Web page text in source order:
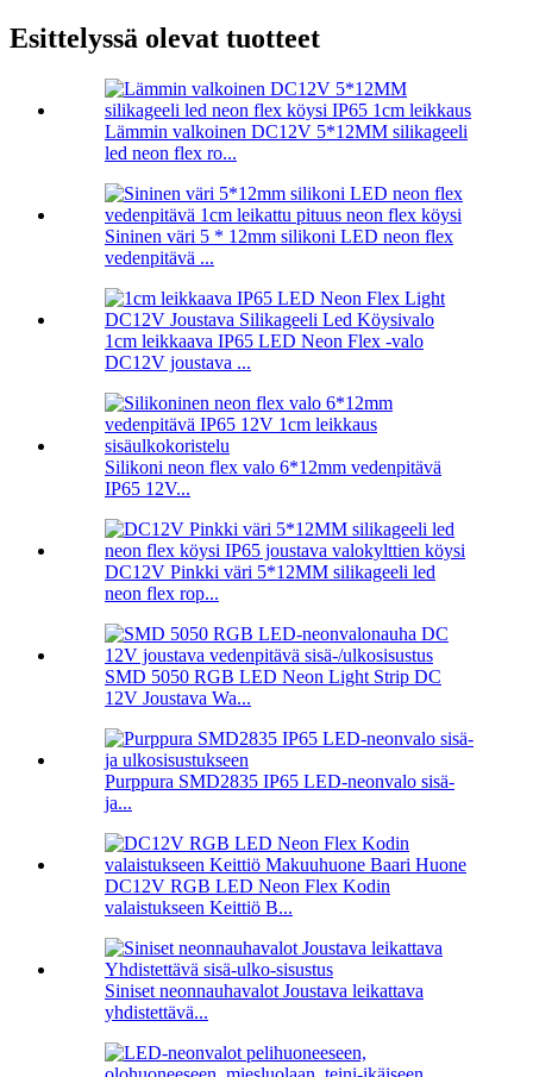
Esittelyssä olevat tuotteet
Lämmin valkoinen DC12V 5*12MM silikageeli
led neon flex ro...
Sininen väri 5 * 12mm silikoni LED neon flex
vedenpitävä ...
1cm leikkaava IP65 LED Neon Flex -valo
DC12V joustava ...
Silikoni neon flex valo 6*12mm vedenpitävä
IP65 12V...
DC12V Pinkki väri 5*12MM silikageeli led
neon flex rop...
SMD 5050 RGB LED Neon Light Strip DC
12V Joustava Wa...
Purppura SMD2835 IP65 LED-neonvalo sisä-
ja...
DC12V RGB LED Neon Flex Kodin
valaistukseen Keittiö B...
Siniset neonnauhavalot Joustava leikattava
yhdistettävä...